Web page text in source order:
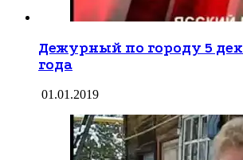
Дежурный по городу 5
года
01.01.2019